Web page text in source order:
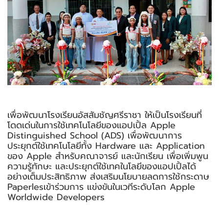
เพื่อพัฒนาโรงเรียนอัสสัมชัญศรีราชา ให้เป็นโรงเรียนที่
โดดเด่นในการใช้เทคโนโลยีของแอปเปิ้ล Apple
Distinguished School (ADS) เพื่อพัฒนาการ
ประยุกต์ใช้เทคโนโลยีทั้ง Hardware และ Application
ของ Apple สำหรับคณาจารย์ และนักเรียน เพื่อเพิ่มพูน
ความรู้ทักษะ และประยุกต์ใช้เทคในโลยีของแอปเปิ้ลได้
อย่างเต็มประสิทธิภาพ ส่งเสริมนโยบายลดการใช้กระดาษ
Paperlesเข้าร่วมการ แข่งขันในเวทีระดับโลก Apple
Worldwide Developers